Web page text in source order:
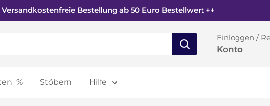
Versandkostenfreie Bestellung ab 50 Euro Bestellwert ++
Einloggen /
Konto
Stöbern Hilfe